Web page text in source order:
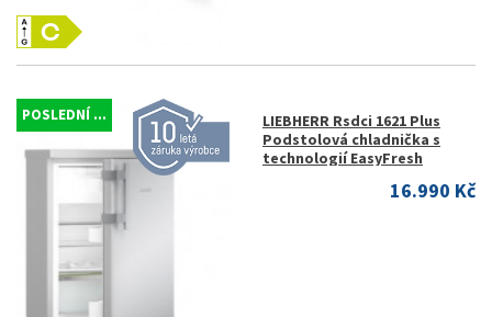
POSLEDNÍ ...
LIEBHERR Rsdci 1621 Plus
Podstolová chladnička s
technologií EasyFresh
16.990 Kč